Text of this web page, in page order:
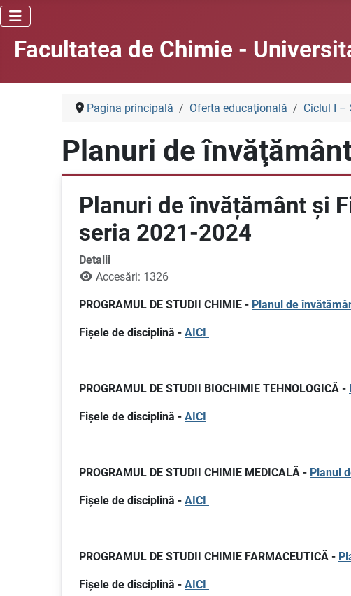
Facultatea de Chimie -
Pagina principală Oferta educaţională Ciclul I –
Planuri de
Planuri de învățământ și
seria 2021-2024
Detalii
Accesări: 1326
PROGRAMUL DE STUDII CHIMIE - Planul de
Fișele de disciplină - AICI
PROGRAMUL DE STUDII BIOCHIMIE TEHNOLOGICĂ -
Fișele de disciplină - AICI
PROGRAMUL DE STUDII CHIMIE MEDICALĂ - Planul
Fișele de disciplină - AICI
PROGRAMUL DE STUDII CHIMIE FARMACEUTICĂ -
Fișele de disciplină - AICI